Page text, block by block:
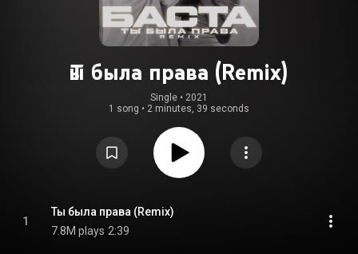
Ты была права (Remix)
Single • 2021
1 song • 2 minutes, 39 seconds
1
Ты была права (Remix)
7.8M plays 2:39